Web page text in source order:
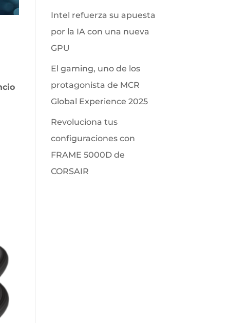
Intel refuerza su apuesta
por la IA con una nueva
GPU
El gaming, uno de los
protagonista de MCR
Global Experience 2025
Revoluciona tus
configuraciones con
FRAME 5000D de
CORSAIR